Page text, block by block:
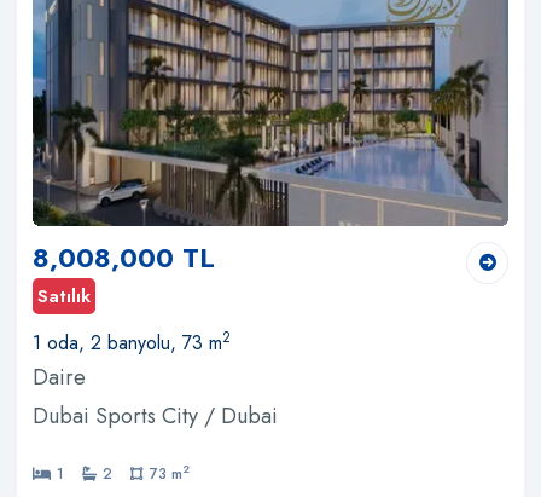
8,008,000 TL
Satılık
1 oda, 2 banyolu, 73 m2
Daire
Dubai Sports City / Dubai
1 2 73 m2